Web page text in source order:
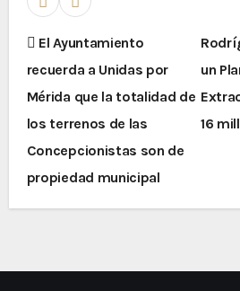
El Ayuntamiento
recuerda a Unidas por
Mérida que la totalidad de
los terrenos de las
Concepcionistas son de
propiedad municipal
un
16